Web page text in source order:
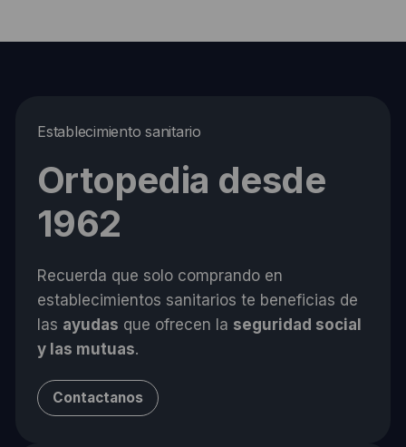
Establecimiento sanitario
Ortopedia desde
1962
Recuerda que solo comprando en
establecimientos sanitarios te beneficias de
las ayudas que ofrecen la seguridad social
y las mutuas.
Contactanos